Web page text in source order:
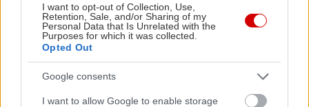
I want to opt-out of Collection, Use,
Retention, Sale, and/or Sharing of my
Personal Data that Is Unrelated with the
Purposes for which it was collected.
Opted Out
Google consents
I want to allow Google to enable storage